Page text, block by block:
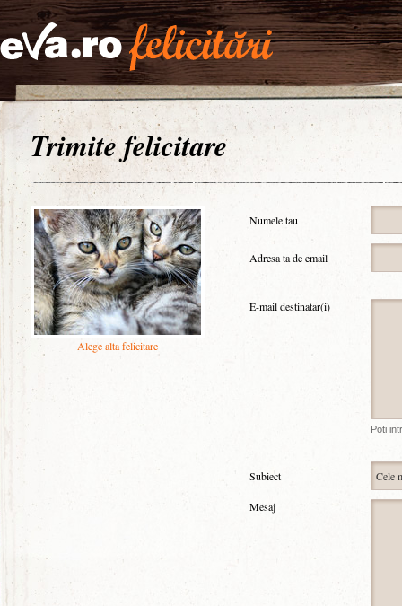
Trimite felicitare
Alege alta felicitare
Numele tau
Adresa ta de email
E-mail destinatar(i)
Poti
Subiect
Mesaj